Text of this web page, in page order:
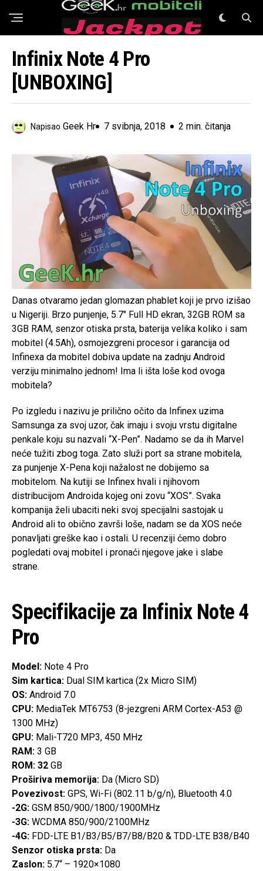
GeeK Mobiteli
Infinix Note 4 Pro
[UNBOXING]
Napisao Geek Hr 7 svibnja, 2018 2 min. čitanja
Danas otvaramo jedan glomazan phablet koji je prvo izišao
u Nigeriji. Brzo punjenje, 5.7″ Full HD ekran, 32GB ROM sa
3GB RAM, senzor otiska prsta, baterija velika koliko i sam
mobitel (4.5Ah), osmojezgreni procesor i garancija od
Infinexa da mobitel dobiva update na zadnju Android
verziju minimalno jednom! Ima li išta loše kod ovoga
mobitela?
Po izgledu i nazivu je prilično očito da Infinex uzima
Samsunga za svoj uzor, čak imaju i svoju vrstu digitalne
penkale koju su nazvali “X-Pen”. Nadamo se da ih Marvel
neće tužiti zbog toga. Zato služi port sa strane mobitela,
za punjenje X-Pena koji nažalost ne dobijemo sa
mobitelom. Na kutiji se Infinex hvali i njihovom
distribucijom Androida kojeg oni zovu “XOS”. Svaka
kompanija želi ubaciti neki svoj specijalni sastojak u
Android ali to obično završi loše, nadam se da XOS neće
ponavljati greške kao i ostali. U recenziji ćemo dobro
pogledati ovaj mobitel i pronaći njegove jake i slabe
strane.
Specifikacije za Infinix Note 4
Pro
Model: Note 4 Pro
Sim kartica: Dual SIM kartica (2x Micro SIM)
OS: Android 7.0
CPU: MediaTek MT6753 (8-jezgreni ARM Cortex-A53 @
1300 MHz)
GPU: Mali-T720 MP3, 450 MHz
RAM: 3 GB
ROM: 32 GB
Proširiva memorija: Da (Micro SD)
Povezivost: GPS, Wi-Fi (802.11 b/g/n), Bluetooth 4.0
-2G: GSM 850/900/1800/1900MHz
-3G: WCDMA 850/900/2100MHz
-4G: FDD-LTE B1/B3/B5/B7/B8/B20 & TDD-LTE B38/B40
Senzor otiska prsta: Da
Zaslon: 5.7“ – 1920×1080